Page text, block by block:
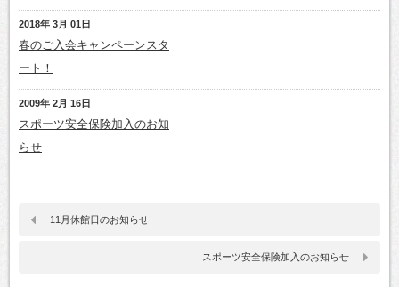
2018年 3月 01日
春のご入会キャンペーンスタ
ート！
2009年 2月 16日
スポーツ安全保険加入のお知
らせ
11月休館日のお知らせ
スポーツ安全保険加入のお知らせ